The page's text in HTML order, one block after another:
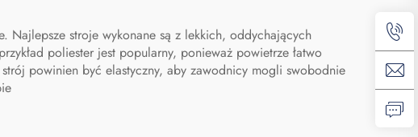
Najlepsze stroje wykonane są z lekkich, oddychających
poliester jest popularny, ponieważ powietrze łatwo
powinien być elastyczny, aby zawodnicy mogli swobodnie